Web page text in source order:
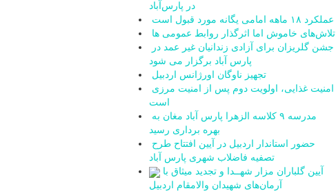
در پارس‌آباد
عملکرد ۱۸ ماهه امامی یگانه مورد قبول است
تلاش‌های خاموش اما اثرگذار روابط عمومی ها
پارس آباد برگزار می شود
تجهیز ناوگان اورژانس اردبیل
است
بهره برداری رسید
تصفیه فاضلاب شهری پارس آباد
آرمان‌های شهیدان والامقام اردبیل